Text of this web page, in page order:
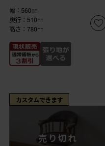
幅：560㎜
奥行：510㎜
高さ：780㎜
カスタムできます
売り切れ